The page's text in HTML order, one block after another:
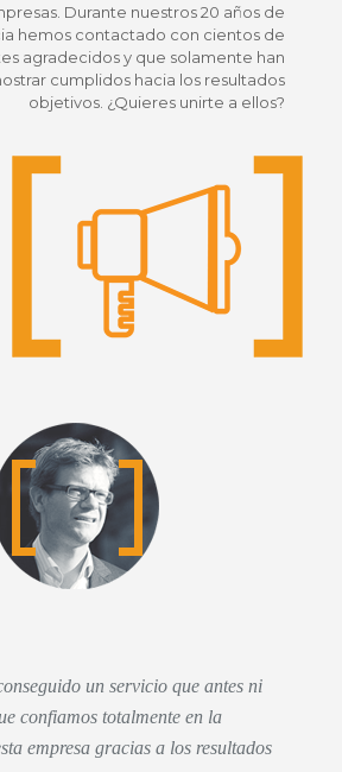
Durante nuestros 20 años de
hemos contactado con cientos de
agradecidos y que solamente han
cumplidos hacia los resultados
objetivos. ¿Quieres unirte a ellos?
un servicio que antes ni
confiamos totalmente en la
empresa gracias a los resultados